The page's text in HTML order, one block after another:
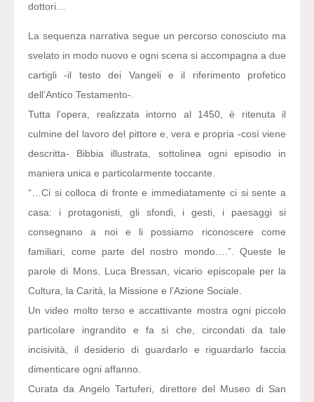
dottori…
La sequenza narrativa segue un percorso conosciuto ma
svelato in modo nuovo e ogni scena si accompagna a due
cartigli -il testo dei Vangeli e il riferimento profetico
dell’Antico Testamento-.
Tutta l’opera, realizzata intorno al 1450, è ritenuta il
culmine del lavoro del pittore e, vera e propria -così viene
descritta- Bibbia illustrata, sottolinea ogni episodio in
maniera unica e particolarmente toccante.
“…Ci si colloca di fronte e immediatamente ci si sente a
casa: i protagonisti, gli sfondi, i gesti, i paesaggi si
consegnano a noi e li possiamo riconoscere come
familiari, come parte del nostro mondo….”. Queste le
parole di Mons. Luca Bressan, vicario episcopale per la
Cultura, la Carità, la Missione e l’Azione Sociale.
Un video molto terso e accattivante mostra ogni piccolo
particolare ingrandito e fa sì che, circondati da tale
incisività, il desiderio di guardarlo e riguardarlo faccia
dimenticare ogni affanno.
Curata da Angelo Tartuferi, direttore del Museo di San